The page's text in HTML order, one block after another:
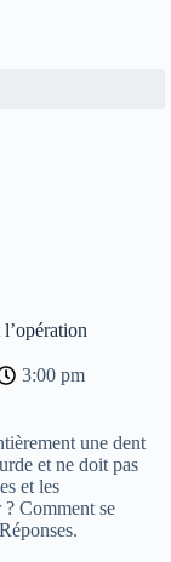
3:00 pm
une dent
et ne doit pas
et les
Comment se